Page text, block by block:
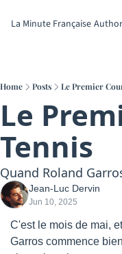
La Minute Française
Home Posts Le Premier
Le
Tennis
Quand Roland
Jean-Luc Dervin
Jun 10, 2025
C'est le mois de mai,
Garros commence